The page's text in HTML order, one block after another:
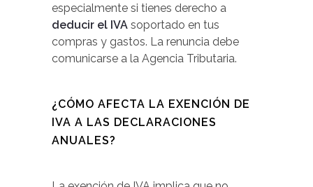
especialmente si tienes derecho a
deducir el IVA soportado en tus
compras y gastos. La renuncia debe
comunicarse a la Agencia Tributaria.
¿CÓMO AFECTA LA EXENCIÓN DE
IVA A LAS DECLARACIONES
ANUALES?